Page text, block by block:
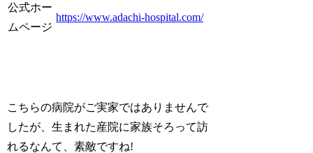
公式ホー
ムページ
https://www.adachi-hospital.com/
こちらの病院がご実家ではありませんで
したが、生まれた産院に家族そろって訪
れるなんて、素敵ですね!